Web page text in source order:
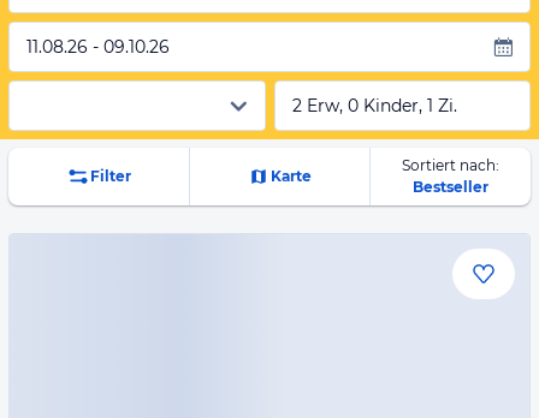
11.08.26 - 09.10.26
2 Erw, 0 Kinder, 1 Zi.
Filter Karte
Sortiert nach:
Bestseller